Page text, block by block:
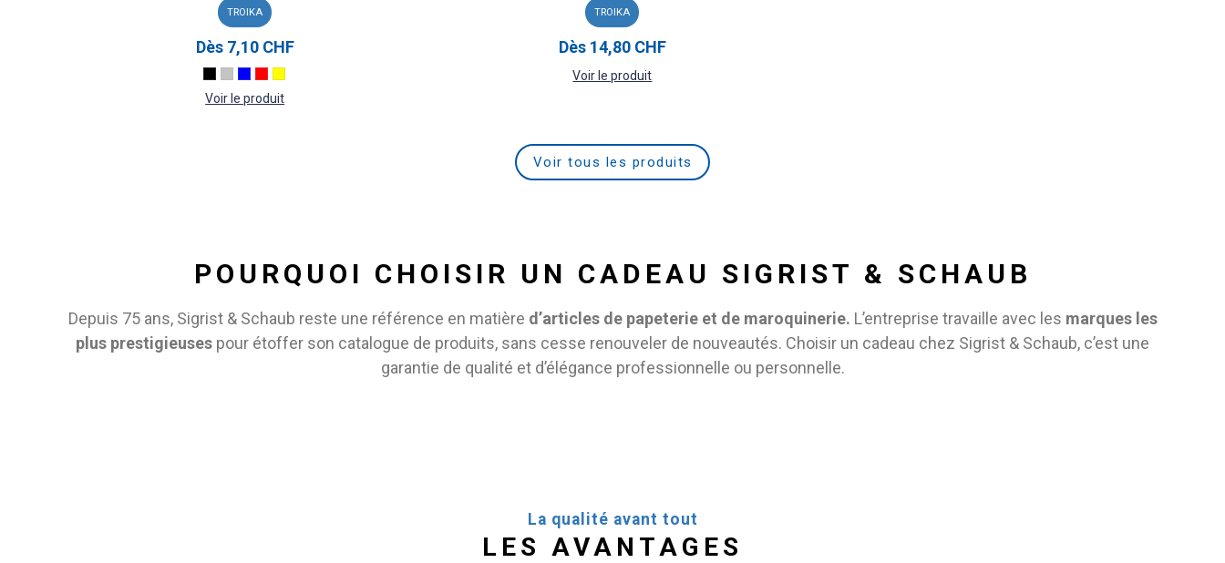
TROIKA
Dès7,10 CHF
Voir le produit
TROIKA
Dès14,80 CHF
Voir le produit
Voir tous les produits
POURQUOI CHOISIR UN CADEAU SIGRIST & SCHAUB
Depuis 75 ans, Sigrist & Schaub reste une référence en matière d’articles de papeterie et de maroquinerie. L’entreprise travaille avec les marques les
plus prestigieuses pour étoffer son catalogue de produits, sans cesse renouveler de nouveautés. Choisir un cadeau chez Sigrist & Schaub, c’est une
garantie de qualité et d’élégance professionnelle ou personnelle.
La qualité avant tout
LES AVANTAGES